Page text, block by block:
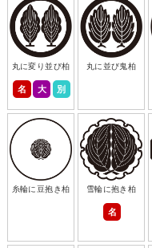
丸に変り並び柏
名 大 別
丸に並び鬼柏
糸輪に豆抱き柏 雪輪に抱き柏
名